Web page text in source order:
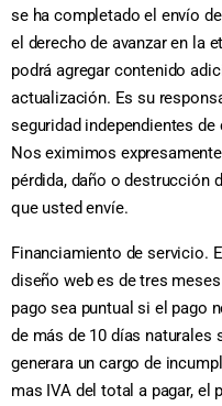
se ha completado el envío
el derecho de avanzar en la
podrá agregar contenido
actualización. Es su
seguridad independientes
Nos eximimos
pérdida, daño o destrucción
que usted envíe.
Financiamiento de servicio.
diseño web es de tres
pago sea puntual si el pago
de más de 10 días naturales
generara un cargo de
mas IVA del total a pagar, el